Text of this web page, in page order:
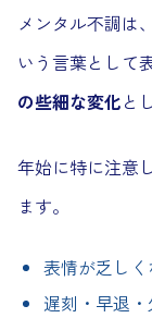
メンタル不調は
いう言葉として
の些細な変化と
年始に特に注意
ます。
表情が乏し
遅刻・早退